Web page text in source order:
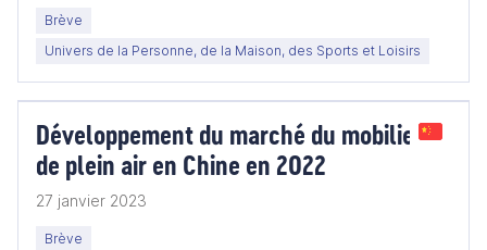
Brève
Univers de la Personne, de la Maison, des Sports et Loisirs
Développement du marché du mobilier
de plein air en Chine en 2022
27 janvier 2023
Brève